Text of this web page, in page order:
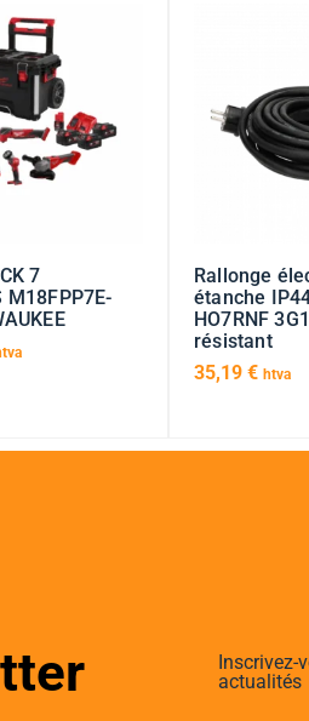
7
M18FPP7E-
Rallonge
étanche
HO7RNF
résistant
35,19 € htva
Inscrivez-
actualités